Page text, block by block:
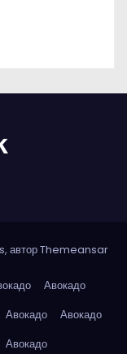
авторThemeansar
Авокадо
Авокадо
Авокадо
Авокадо